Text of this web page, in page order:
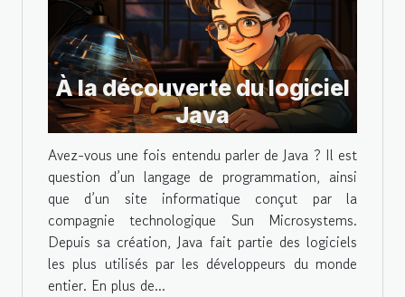
À la découverte du logiciel
Java
Avez-vous une fois entendu parler de Java ? Il est
question d’un langage de programmation, ainsi
que d’un site informatique conçut par la
compagnie technologique Sun Microsystems.
Depuis sa création, Java fait partie des logiciels
les plus utilisés par les développeurs du monde
entier. En plus de...